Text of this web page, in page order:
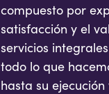
compuesto por
satisfacción y el
servicios
todo lo que
hasta su